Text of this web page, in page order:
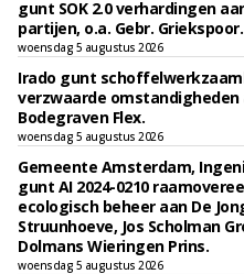
gunt SOK 2.0 verhardingen
partijen, o.a. Gebr. Griekspoor.
woensdag 5 augustus 2026
Irado gunt
verzwaarde omstandigheden
Bodegraven Flex.
woensdag 5 augustus 2026
Gemeente Amsterdam,
gunt AI 2024-0210
ecologisch beheer aan De
Struunhoeve, Jos Scholman
Dolmans Wieringen Prins.
woensdag 5 augustus 2026